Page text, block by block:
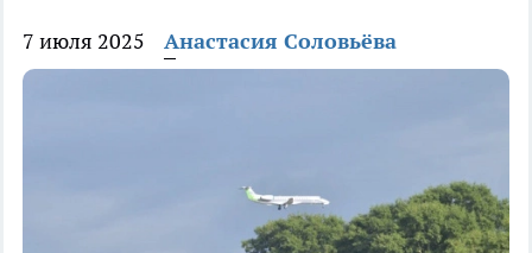
7 июля 2025 Анастасия Соловьёва